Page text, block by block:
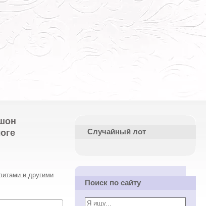
и другими
Случайный лот
Поиск по сайту